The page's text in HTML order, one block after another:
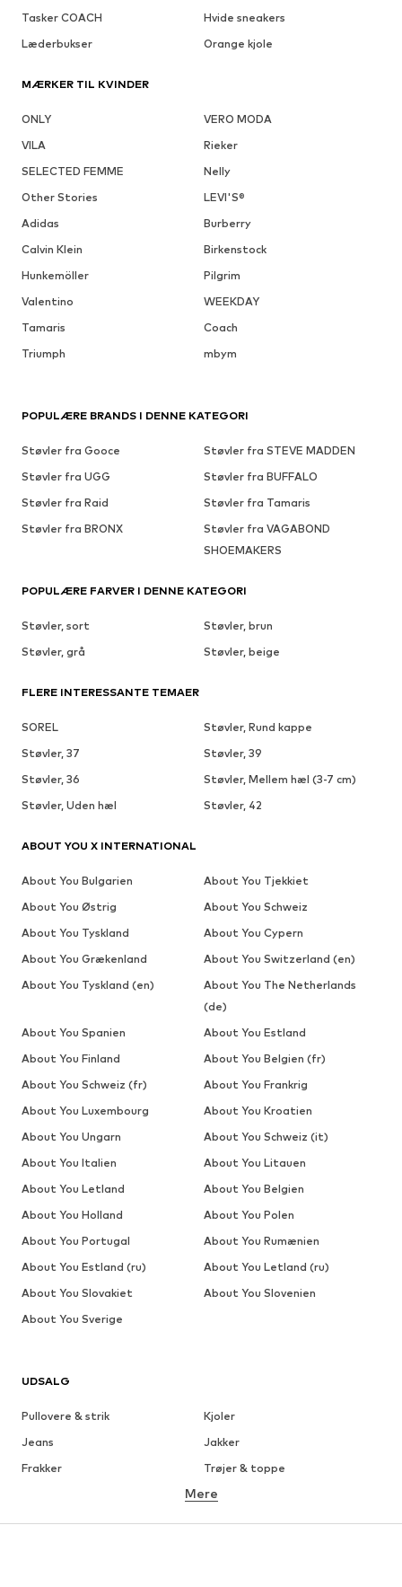
Tasker COACH
Hvide sneakers
Læderbukser
Orange kjole
MÆRKER TIL KVINDER
ONLY
VERO MODA
VILA
Rieker
SELECTED FEMME
Nelly
Other Stories
LEVI'S®
Adidas
Burberry
Calvin Klein
Birkenstock
Hunkemöller
Pilgrim
Valentino
WEEKDAY
Tamaris
Coach
Triumph
mbym
UDSALG
Pullovere & strik
Kjoler
Jeans
Jakker
Frakker
Trøjer & toppe
Undertøj
Nederdele
Bluser & tunikaer
Mere
POPULÆRE BRANDS I DENNE KATEGORI
Støvler fra Gooce
Støvler fra STEVE MADDEN
Støvler fra UGG
Støvler fra BUFFALO
Støvler fra Raid
Støvler fra Tamaris
Støvler fra BRONX
Støvler fra VAGABOND
SHOEMAKERS
POPULÆRE FARVER I DENNE KATEGORI
Støvler, sort
Støvler, brun
Støvler, grå
Støvler, beige
FLERE INTERESSANTE TEMAER
SOREL
Støvler, Rund kappe
Støvler, 37
Støvler, 39
Støvler, 36
Støvler, Mellem hæl (3-7 cm)
Støvler, Uden hæl
Støvler, 42
ABOUT YOU X INTERNATIONAL
About You Bulgarien
About You Tjekkiet
About You Østrig
About You Schweiz
About You Tyskland
About You Cypern
About You Grækenland
About You Switzerland (en)
About You Tyskland (en)
About You The Netherlands
(de)
About You Spanien
About You Estland
About You Finland
About You Belgien (fr)
About You Schweiz (fr)
About You Frankrig
About You Luxembourg
About You Kroatien
About You Ungarn
About You Schweiz (it)
About You Italien
About You Litauen
About You Letland
About You Belgien
About You Holland
About You Polen
About You Portugal
About You Rumænien
About You Estland (ru)
About You Letland (ru)
About You Slovakiet
About You Slovenien
About You Sverige